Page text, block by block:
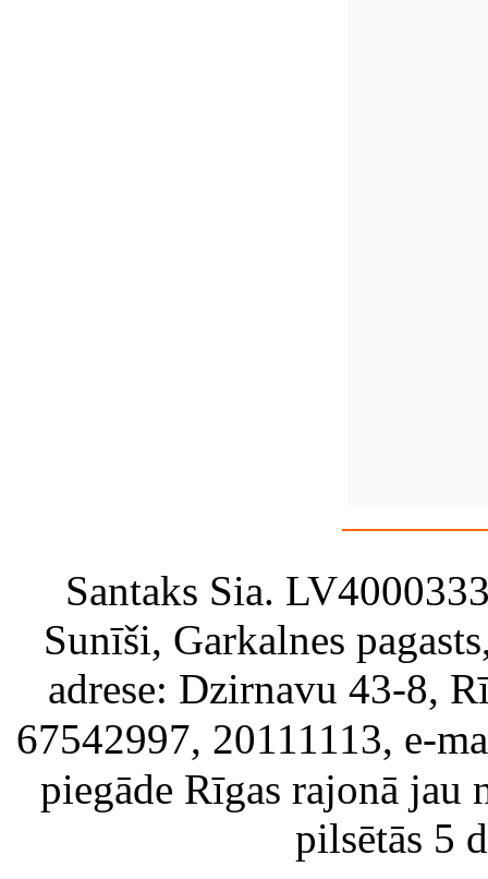
Santaks Sia.
Sunīši, Garkalnes
adrese: Dzirnavu 43-8,
67542997, 20111113, e-
piegāde Rīgas rajonā jau
pilsētās 5